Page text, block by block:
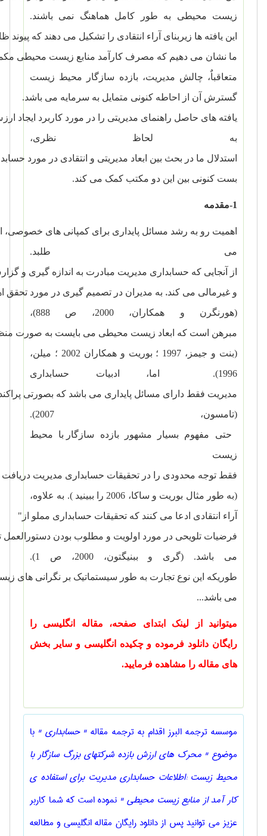
زیست محیطی به
طور کامل هماهنگ نمی
باشند.
این یافته ها زیربنای آراء انتقادی را تشکیل می دهند که پیوند
ما نشان می دهیم که مصرف کارآمد منابع زیست محیطی
متعاقباٌ، چالش مدیریت، بازده سازگار محیط زیست
گسترش آن از احاطه کنونی متمایل به سرمایه می باشد.
یافته های حاصل راهنمای مدیریتی را در مورد کاربرد ایجاد
به
لحاظ
نظری،
استدلال ما در بحث بین ابعاد مدیریتی و انتقادی در مورد
بست کنونی بین این دو مکتب کمک می کند.
1-مقدمه
اهمیت رو به رشد مسائل پایداری برای کمپانی های خصوصی،
می طلبد.
از
آنجایی که حسابداری مدیریت مبادرت به اندازه گیری و
و غیرمالی می کند، به مدیران در تصمیم گیری در مورد تحقق
(هورنگرن
و همکاران، 2000، ص 888
(،
مبرهن است که ابعاد زیست محیطی می بایست به صورت
(بنت و جیمز، 1997 ؛ بوریت و همکاران 2002 ؛ میلن،
1996).
اما، ادبیات
حسابداری
مدیریت فقط دارای مسائل پایداری می باشد که بصورتی
(تامسون، 2007).
حتی
مفهوم بسیار مشهور بازده
سازگار با محیط
زیست
فقط توجه محدودی را در تحقیقات حسابداری مدیریت دریافت
(به طور مثال بوریت و ساکا، 2006 را ببینید ). به علاوه،
آراء انتقادی ادعا می کنند که تحقیقات حسابداری مملو از "
فرضیات تلویحی در مورد اولویت و مطلوب بودن دستورالعمل
می
باشد. (گری و ببنیگتون، 2000، ص
1).
طوریکه این نوع تجارت به طور سیستماتیک بر نگرانی های
می باشد...
میتوانید از لینک ابتدای صفحه، مقاله انگلیسی را
رایگان دانلود فرموده و چکیده انگلیسی و سایر بخش
های مقاله را مشاهده فرمایید.
موسسه ترجمه البرز اقدام به ترجمه مقاله " حسابداری " با
موضوع " محرک های ارزش بازده شرکتهای بزرگ سازگار با
محیط زیست :اطلاعات حسابداری مدیریت برای استفاده ی
کار آمد از منابع زیست محیطی " نموده است که شما کاربر
عزیز می توانید پس از دانلود رایگان مقاله انگلیسی و مطالعه